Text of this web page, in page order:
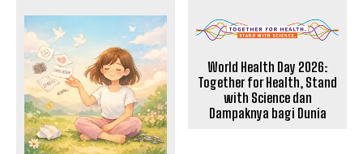
World Health Day 2026:
Together for Health, Stand
with Science dan
Dampaknya bagi Dunia